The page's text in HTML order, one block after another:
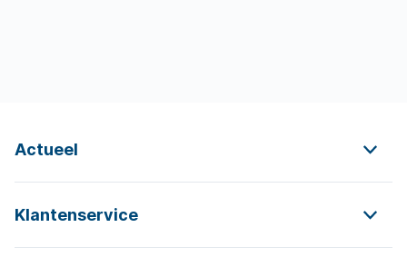
Actueel
Klantenservice